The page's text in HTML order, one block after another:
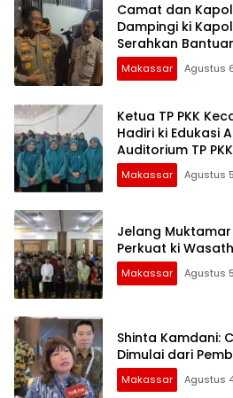
Camat dan
Dampingi ki
Serahkan
Bontoduri
Makassar Agustus
Ketua TP PKK
Hadiri ki Edukasi
Auditorium TP
Makassar Agustus
Jelang
Perkuat ki
Makassar Agustus
Shinta Kamdani:
Dimulai dari
Makassar Agustus